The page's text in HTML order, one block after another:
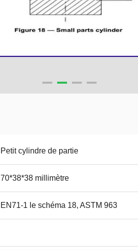
Petit cylindre de partie
70*38*38 millimètre
EN71-1 le schéma 18, ASTM 963